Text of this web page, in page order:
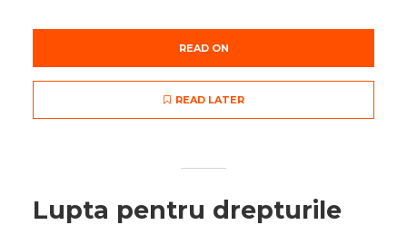
READ ON
READ LATER
Lupta pentru drepturile